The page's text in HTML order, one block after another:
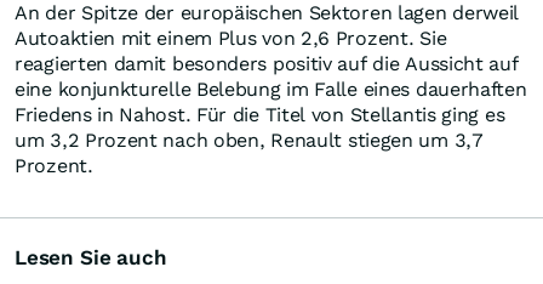
An der Spitze der europäischen Sektoren lagen derweil
Autoaktien mit einem Plus von 2,6 Prozent. Sie
reagierten damit besonders positiv auf die Aussicht auf
eine konjunkturelle Belebung im Falle eines dauerhaften
Friedens in Nahost. Für die Titel von Stellantis ging es
um 3,2 Prozent nach oben, Renault stiegen um 3,7
Prozent.
Lesen Sie auch